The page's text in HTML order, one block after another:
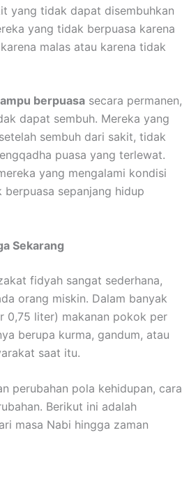
yang tidak dapat disembuhkan
yang tidak berpuasa karena
malas atau karena tidak
berpuasa secara permanen,
dapat sembuh. Mereka yang
sembuh dari sakit, tidak
puasa yang terlewat.
yang mengalami kondisi
sepanjang hidup
Sekarang
fidyah sangat sederhana,
orang miskin. Dalam banyak
0,75 liter) makanan pokok per
berupa kurma, gandum, atau
saat itu.
perubahan pola kehidupan, cara
Berikut ini adalah
masa Nabi hingga zaman